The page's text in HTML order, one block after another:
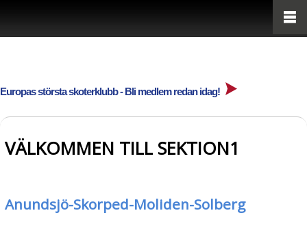
Europas största skoterklubb - Bli medlem redan idag!
VÄLKOMMEN TILL SEKTION1
Anundsjö-Skorped-Moliden-Solberg